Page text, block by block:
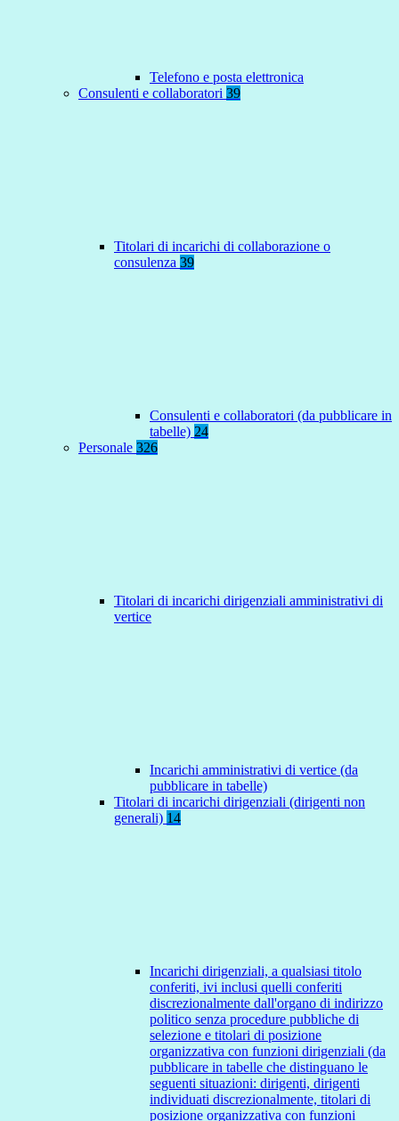
Telefono e posta elettronica
Consulenti e collaboratori 39
Titolari di incarichi di collaborazione o
consulenza 39
Consulenti e collaboratori (da pubblicare in
tabelle) 24
Personale 326
Titolari di incarichi dirigenziali amministrativi di
vertice
Incarichi amministrativi di vertice (da
pubblicare in tabelle)
Titolari di incarichi dirigenziali (dirigenti non
generali) 14
Incarichi dirigenziali, a qualsiasi titolo
conferiti, ivi inclusi quelli conferiti
discrezionalmente dall'organo di indirizzo
politico senza procedure pubbliche di
selezione e titolari di posizione
organizzativa con funzioni dirigenziali (da
pubblicare in tabelle che distinguano le
seguenti situazioni: dirigenti, dirigenti
individuati discrezionalmente, titolari di
posizione organizzativa con funzioni